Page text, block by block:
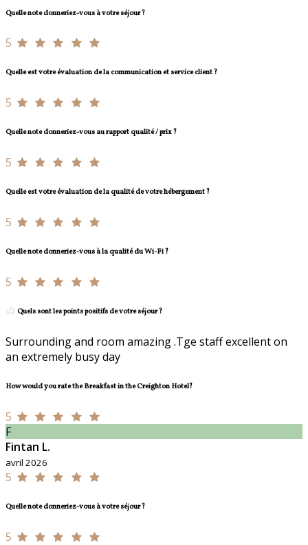
Quelle note donneriez-vous à votre séjour ?
5
Quelle est votre évaluation de la communication et service client ?
5
Quelle note donneriez-vous au rapport qualité / prix ?
5
Quelle est votre évaluation de la qualité de votre hébergement ?
5
Quelle note donneriez-vous à la qualité du Wi-Fi ?
5
Quels sont les points positifs de votre séjour ?
Surrounding and room amazing .Tge staff excellent on
an extremely busy day
How would you rate the Breakfast in the Creighton Hotel?
5
F
Fintan L.
avril 2026
5
Quelle note donneriez-vous à votre séjour ?
5